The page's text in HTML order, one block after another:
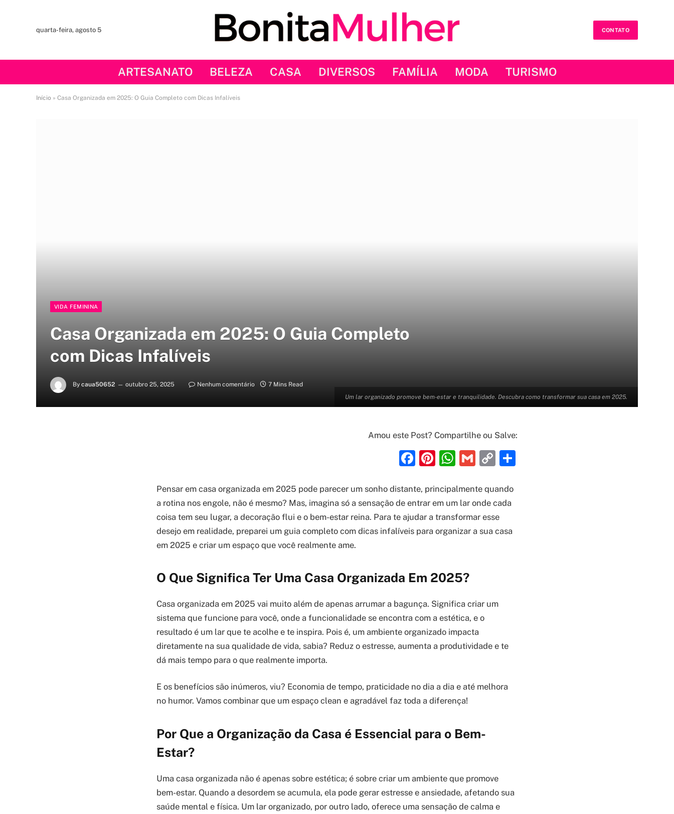
quarta-feira, agosto 5 CONTATO
ARTESANATO BELEZA CASA DIVERSOS FAMÍLIA MODA TURISMO
Início » Casa Organizada em 2025: O Guia Completo com Dicas Infalíveis
Um lar organizado promove bem-estar e tranquilidade. Descubra como transformar sua casa em 2025.
VIDA FEMININA
Casa Organizada em 2025: O Guia Completo
com Dicas Infalíveis
By caua50652 outubro 25, 2025 Nenhum comentário 7 Mins Read
Amou este Post? Compartilhe ou Salve:
Facebook
Pinterest
WhatsApp
Gmail
Copy
Pensar em casa organizada em 2025 pode parecer um sonho distante, principalmente quando
a rotina nos engole, não é mesmo? Mas, imagina só a sensação de entrar em um lar onde cada
coisa tem seu lugar, a decoração flui e o bem-estar reina. Para te ajudar a transformar esse
desejo em realidade, preparei um guia completo com dicas infalíveis para organizar a sua casa
em 2025 e criar um espaço que você realmente ame.
O Que Significa Ter Uma Casa Organizada Em 2025?
Casa organizada em 2025 vai muito além de apenas arrumar a bagunça. Significa criar um
sistema que funcione para você, onde a funcionalidade se encontra com a estética, e o
resultado é um lar que te acolhe e te inspira. Pois é, um ambiente organizado impacta
diretamente na sua qualidade de vida, sabia? Reduz o estresse, aumenta a produtividade e te
dá mais tempo para o que realmente importa.
E os benefícios são inúmeros, viu? Economia de tempo, praticidade no dia a dia e até melhora
no humor. Vamos combinar que um espaço clean e agradável faz toda a diferença!
Por Que a Organização da Casa é Essencial para o Bem-
Estar?
Uma casa organizada não é apenas sobre estética; é sobre criar um ambiente que promove
bem-estar. Quando a desordem se acumula, ela pode gerar estresse e ansiedade, afetando sua
saúde mental e física. Um lar organizado, por outro lado, oferece uma sensação de calma e